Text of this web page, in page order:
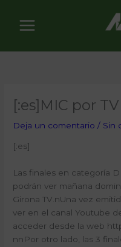
contenido
[:es]MIC por
Deja un comentario / Sin
[:es]
Las finales en categoría
podrán ver mañana
Girona TV.nUna vez
ver en el canal Youtube
acceder desde la web
nnPor otro lado, las 3